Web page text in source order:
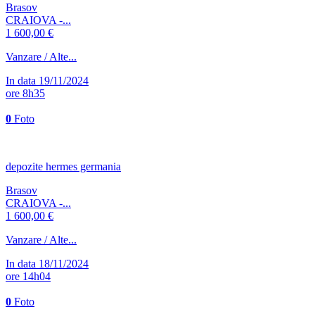
Brasov
CRAIOVA -...
1 600,00 €
Vanzare / Alte...
In data 19/11/2024
ore 8h35
0 Foto
depozite hermes germania
Brasov
CRAIOVA -...
1 600,00 €
Vanzare / Alte...
In data 18/11/2024
ore 14h04
0 Foto